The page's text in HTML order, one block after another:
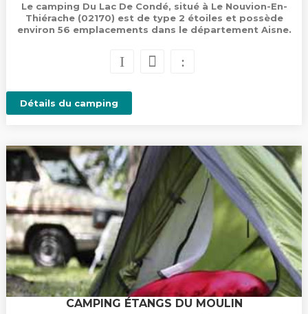
Le camping Du Lac De Condé, situé à Le Nouvion-En-
Thiérache (02170) est de type 2 étoiles et possède
environ 56 emplacements dans le département Aisne.
Détails du camping
CAMPING ÉTANGS DU MOULIN